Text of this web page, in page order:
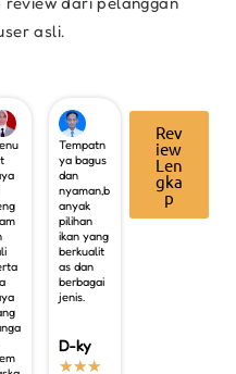
asli.
Tempatn
ya bagus
dan
nyaman,b
anyak
pilihan
ikan yang
berkualit
as dan
berbagai
jenis.
D-ky
★★★
Rev
iew
Len
gka
p